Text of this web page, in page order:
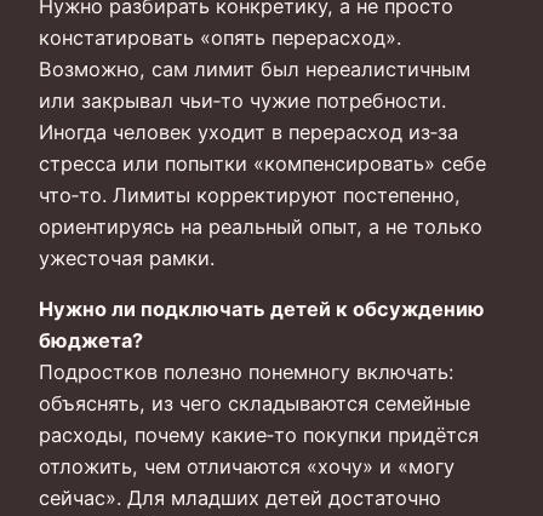
Нужно разбирать конкретику, а не просто
констатировать «опять перерасход».
Возможно, сам лимит был нереалистичным
или закрывал чьи‑то чужие потребности.
Иногда человек уходит в перерасход из‑за
стресса или попытки «компенсировать» себе
что‑то. Лимиты корректируют постепенно,
ориентируясь на реальный опыт, а не только
ужесточая рамки.
Нужно ли подключать детей к обсуждению
бюджета?
Подростков полезно понемногу включать:
объяснять, из чего складываются семейные
расходы, почему какие‑то покупки придётся
отложить, чем отличаются «хочу» и «могу
сейчас». Для младших детей достаточно